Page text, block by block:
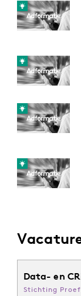
Data- en
Stichting